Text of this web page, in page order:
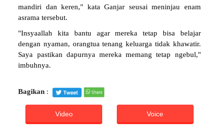
mandiri dan keren," kata Ganjar seusai meninjau enam
asrama tersebut.
"Insyaallah kita bantu agar mereka tetap bisa belajar
dengan nyaman, orangtua tenang keluarga tidak khawatir.
Saya pastikan dapurnya mereka memang tetap ngebul,"
imbuhnya.
Bagikan :
Video Voice